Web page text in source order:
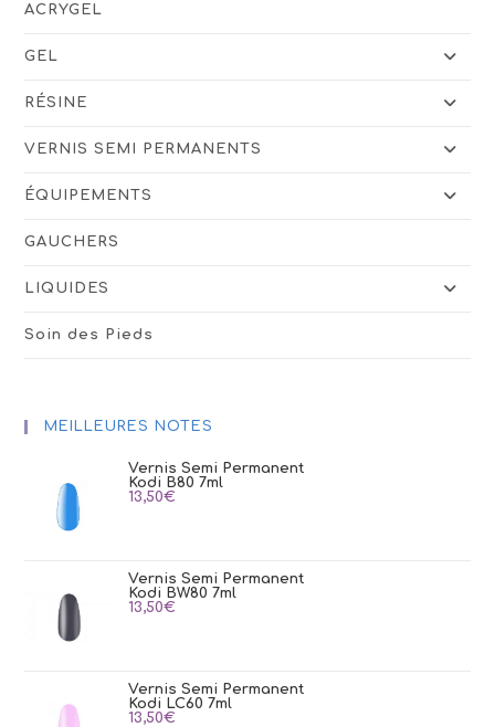
ACRYGEL
GEL
RÉSINE
VERNIS SEMI PERMANENTS
ÉQUIPEMENTS
GAUCHERS
LIQUIDES
Soin des Pieds
MEILLEURES NOTES
Vernis Semi Permanent
Kodi B80 7ml
13,50€
Vernis Semi Permanent
Kodi BW80 7ml
13,50€
Vernis Semi Permanent
Kodi LC60 7ml
13,50€